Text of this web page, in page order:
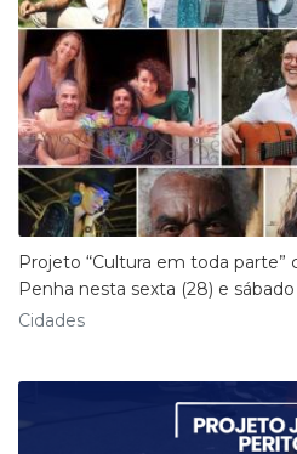
Projeto “Cultura em toda
Penha nesta sexta (28) e sábado
Cidades